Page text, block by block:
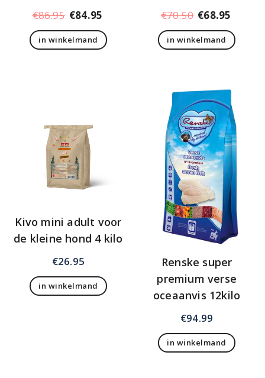
€86.95 Oorspronkelijke
prijs
was:
€84.95
is:
in winkelmand
€70.50
prijs
was:
€68.95
is:
in winkelmand
Kivo mini adult voor
de kleine hond 4 kilo
€26.95
in winkelmand
Renske super
premium verse
oceaanvis 12kilo
€94.99
in winkelmand